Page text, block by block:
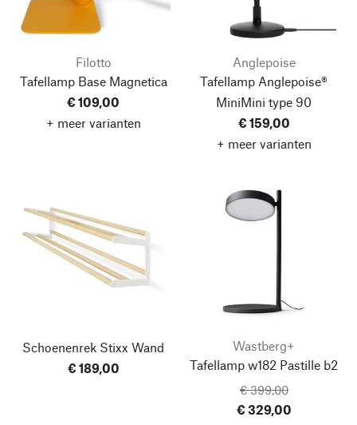
Filotto
Tafellamp Base Magnetica
€ 109,00
+ meer varianten
Anglepoise
Tafellamp Anglepoise®
MiniMini type 90
€ 159,00
+ meer varianten
Schoenenrek Stixx Wand
€ 189,00
Wastberg+
Tafellamp w182 Pastille b2
€ 399,00
€ 329,00